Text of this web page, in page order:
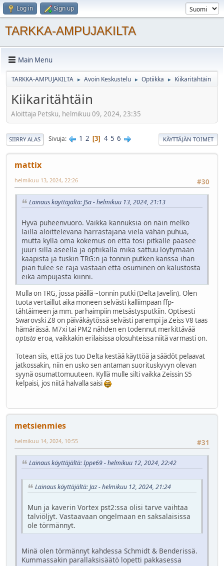
Log in Sign up
TARKKA-AMPUJAKILTA
Main Menu
TARKKA-AMPUJAKILTA ► Avoin Keskustelu ► Optiikka ► Kiikaritähtäin
Kiikaritähtäin
Aloittaja Petsku, helmikuu 09, 2024, 23:35
SIIRRY ALAS Sivuja 1 2 3 4 5 6 KÄYTTÄJÄN TOIMET
mattix
#30
helmikuu 13, 2024, 22:26
Lainaus käyttäjältä: JSa - helmikuu 13, 2024, 21:13
Hyvä puheenvuoro. Vaikka kannuksia on näin melko
lailla aloittelevana harrastajana vielä vähän puhua,
mutta kyllä oma kokemus on että tosi pitkälle pääsee
juuri sillä aseella ja optiikalla mikä sattuu löytymään
kaapista ja tuskin TRG:n ja tonnin putken kanssa ihan
pian tulee se raja vastaan että osuminen on kalustosta
eikä ampujasta kiinni.
Mulla on TRG, jossa päällä ~tonnin putki (Delta Javelin). Olen
tuota vertaillut aika moneen selvästi kalliimpaan ffp-
tähtäimeen ja mm. parhaimpiin metsästysputkiin. Optisesti
Swarovski Z8 on päiväkäytössä selvästi parempi ja Zeiss V8 taas
hämärässä. M7xi tai PM2 nähden en todennut merkittävää
optistaeroa, vaikkakin erilaisissa olosuhteissa niitä varmasti on.
Totean siis, että jos tuo Delta kestää käyttöä ja säädöt pelaavat
jatkossakin, niin en usko sen antaman suorituskyvyn olevan
syynä osumattomuuteen. Kyllä mulle silti vaikka Zeissin S5
kelpaisi, jos niitä halvalla saisi
metsienmies
#31
helmikuu 14, 2024, 10:55
Lainaus käyttäjältä: Ippe69 - helmikuu 12, 2024, 22:42
Lainaus käyttäjältä: Jaz - helmikuu 12, 2024, 21:24
Mun ja kaverin Vortex pst2:ssa olisi tarve vaihtaa
talviöljyt. Vastaavaan ongelmaan en saksalaisissa
ole törmännyt.
Minä olen törmännyt kahdessa Schmidt & Benderissä.
Kummassakin parallaksisäätö lopetti pakkasessa